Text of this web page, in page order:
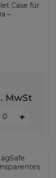
Case für
–
MwSt
+